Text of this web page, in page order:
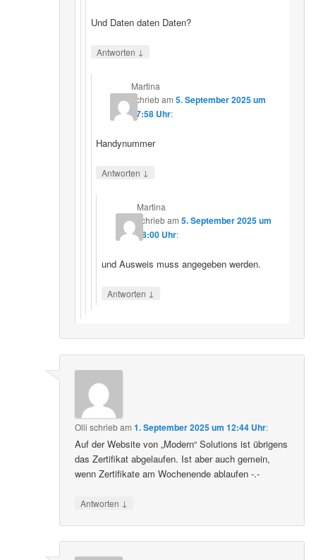
Und Daten daten Daten?
Antworten ↓
Martina
schriebam5. September 2025 um
17:58 Uhr:
Handynummer
Antworten ↓
Martina
schriebam 5. September 2025 um
18:00 Uhr:
und Ausweis muss angegeben werden.
Antworten ↓
Olli schriebam1. September 2025 um 12:44 Uhr:
Auf der Website von „Modern“ Solutions ist übrigens
das Zertifikat abgelaufen. Ist aber auch gemein,
wenn Zertifikate am Wochenende ablaufen -.-
Antworten ↓